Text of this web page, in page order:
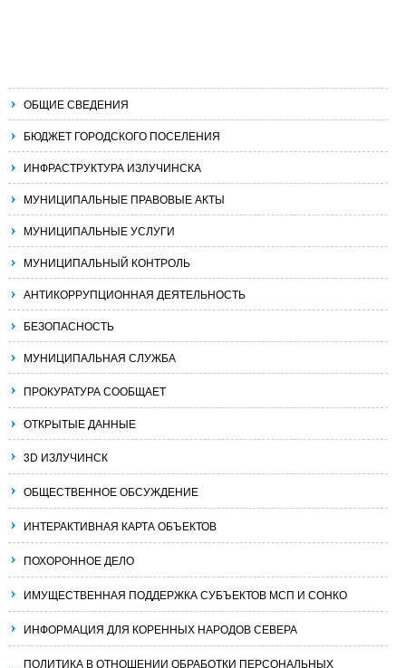
ОБЩИЕ СВЕДЕНИЯ
БЮДЖЕТ ГОРОДСКОГО ПОСЕЛЕНИЯ
ИНФРАСТРУКТУРА ИЗЛУЧИНСКА
МУНИЦИПАЛЬНЫЕ ПРАВОВЫЕ АКТЫ
МУНИЦИПАЛЬНЫЕ УСЛУГИ
МУНИЦИПАЛЬНЫЙ КОНТРОЛЬ
АНТИКОРРУПЦИОННАЯ ДЕЯТЕЛЬНОСТЬ
БЕЗОПАСНОСТЬ
МУНИЦИПАЛЬНАЯ СЛУЖБА
ПРОКУРАТУРА СООБЩАЕТ
ОТКРЫТЫЕ ДАННЫЕ
3D ИЗЛУЧИНСК
ОБЩЕСТВЕННОЕ ОБСУЖДЕНИЕ
ИНТЕРАКТИВНАЯ КАРТА ОБЪЕКТОВ
ПОХОРОННОЕ ДЕЛО
ИМУЩЕСТВЕННАЯ ПОДДЕРЖКА СУБЪЕКТОВ МСП И СОНКО
ИНФОРМАЦИЯ ДЛЯ КОРЕННЫХ НАРОДОВ СЕВЕРА
ПОЛИТИКА В ОТНОШЕНИИ ОБРАБОТКИ ПЕРСОНАЛЬНЫХ